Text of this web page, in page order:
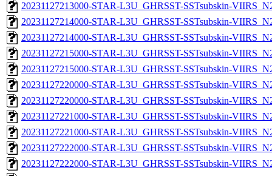
20231127213000-STAR-L3U_GHRSST-SSTsubskin-
20231127214000-STAR-L3U_GHRSST-SSTsubskin-
20231127214000-STAR-L3U_GHRSST-SSTsubskin-
20231127215000-STAR-L3U_GHRSST-SSTsubskin-
20231127215000-STAR-L3U_GHRSST-SSTsubskin-
20231127220000-STAR-L3U_GHRSST-SSTsubskin-
20231127220000-STAR-L3U_GHRSST-SSTsubskin-
20231127221000-STAR-L3U_GHRSST-SSTsubskin-
20231127221000-STAR-L3U_GHRSST-SSTsubskin-
20231127222000-STAR-L3U_GHRSST-SSTsubskin-
20231127222000-STAR-L3U_GHRSST-SSTsubskin-